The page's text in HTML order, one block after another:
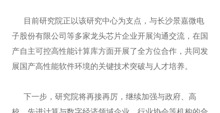
目前研究院正以该研究中心为支点，与长沙景嘉微电
子股份有限公司等多家龙头芯片企业开展沟通交流，在国
产自主可控高性能计算库方面开展了全方位合作，共同发
展国产高性能软件环境的关键技术突破与人才培养。
下一步，研究院将再接再厉，继续加强与政府、高